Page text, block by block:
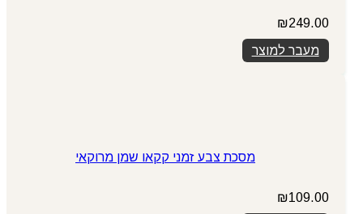
₪249.00
מעבר למוצר
מסכת צבע זמני קקאו שמן מרוקאי
₪109.00